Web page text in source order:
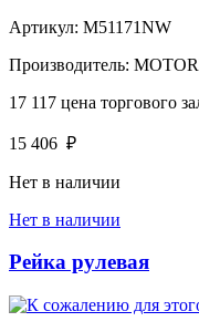
Артикул: M51171NW
Производитель:
17 117 цена торгового
15 406 ₽
Нет в наличии
Нет в наличии
Рейка рулевая